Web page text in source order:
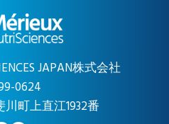
JAPAN株式会社
0624
町上直江1932番